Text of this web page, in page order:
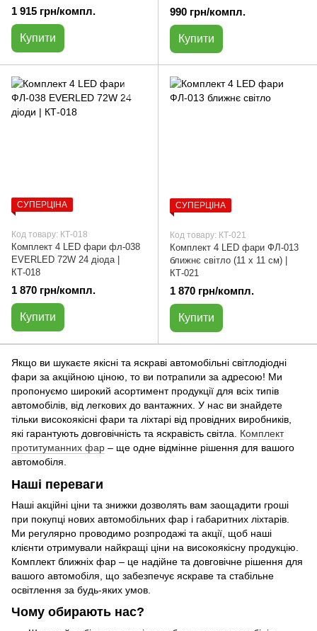
1 915 грн/компл.
Купити
990 грн/компл.
Купити
СУПЕРЦІНА
Код товару: КТ-018
Комплект 4 LED фари фл-038
EVERLED 72W 24 діода |
КТ-018
1 870 грн/компл.
Купити
СУПЕРЦІНА
Код товару: КТ-021
Комплект 4 LED фари ФЛ-013
ближнє світло (11 х 11 см) |
КТ-021
1 870 грн/компл.
Купити
Якщо ви шукаєте якісні та яскраві автомобільні світлодіодні
фари за акційною ціною, то ви потрапили за адресою! Ми
пропонуємо широкий асортимент продукції для всіх типів
автомобілів, від легкових до вантажних. У нас ви знайдете
тільки високоякісні фари та ліхтарі від провідних виробників,
які гарантують довговічність та яскравість світла. Комплект
протитуманних фар – ще одне відмінне рішення для вашого
автомобіля.
Наші переваги
Наші акційні ціни та знижки дозволять вам заощадити гроші
при покупці нових автомобільних фар і габаритних ліхтарів.
Ми регулярно проводимо розпродажі та акції, щоб наші
клієнти отримували найкращі ціни на високоякісну продукцію.
Комплект ближніх фар – це надійне та довговічне рішення для
вашого автомобіля, що забезпечує яскраве та стабільне
освітлення за будь-яких умов.
Чому обирають нас?